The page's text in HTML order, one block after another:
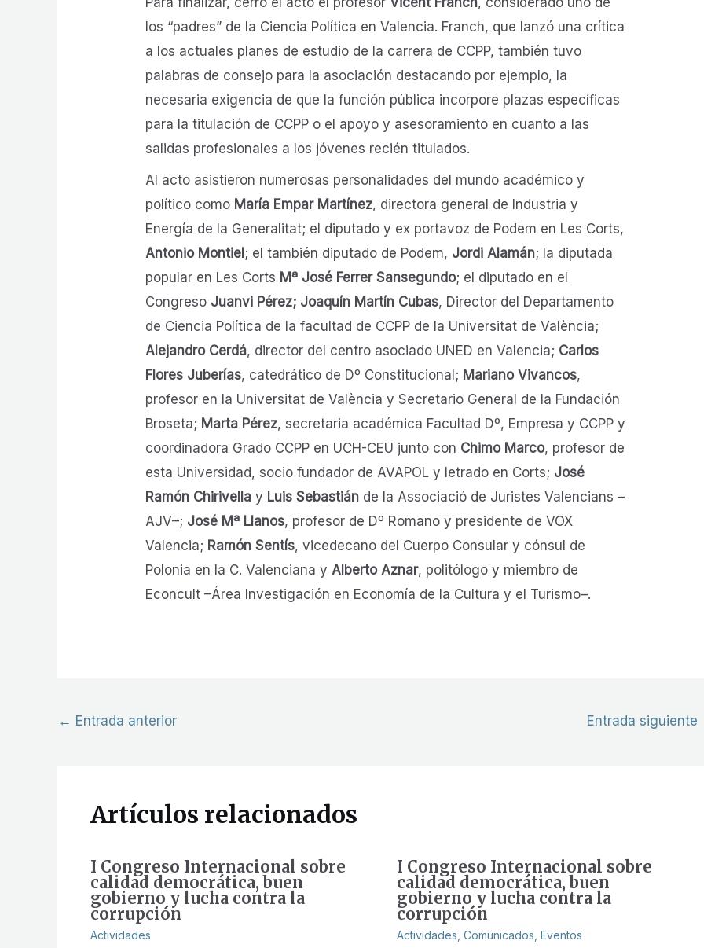
los “padres” de la Ciencia Política en Valencia. Franch, que lanzó una crítica
a los actuales planes de estudio de la carrera de CCPP, también tuvo
palabras de consejo para la asociación destacando por ejemplo, la
necesaria exigencia de que la función pública incorpore plazas específicas
para la titulación de CCPP o el apoyo y asesoramiento en cuanto a las
salidas profesionales a los jóvenes recién titulados.
Al acto asistieron numerosas personalidades del mundo académico y
político como María Empar Martínez, directora general de Industria y
Energía de la Generalitat; el diputado y ex portavoz de Podem en Les Corts,
Antonio Montiel; el también diputado de Podem, Jordi Alamán; la diputada
popular en Les Corts Mª José Ferrer Sansegundo; el diputado en el
Congreso Juanvi Pérez; Joaquín Martín Cubas, Director del Departamento
de Ciencia Política de la facultad de CCPP de la Universitat de València;
Alejandro Cerdá, director del centro asociado UNED en Valencia; Carlos
Flores Juberías, catedrático de Dº Constitucional; Mariano Vivancos,
profesor en la Universitat de València y Secretario General de la Fundación
Broseta; Marta Pérez, secretaria académica Facultad Dº, Empresa y CCPP y
coordinadora Grado CCPP en UCH-CEU junto con Chimo Marco, profesor de
esta Universidad, socio fundador de AVAPOL y letrado en Corts; José
Ramón Chirivellay Luis Sebastián de la Associació de Juristes Valencians –
AJV–; José Mª Llanos, profesor de Dº Romano y presidente de VOX
Valencia; Ramón Sentís, vicedecano del Cuerpo Consular y cónsul de
Polonia en la C. Valenciana y Alberto Aznar, politólogo y miembro de
Econcult –Área Investigación en Economía de la Cultura y el Turismo­­­–.
← Entrada anterior Entrada siguiente
Artículos relacionados
I Congreso Internacional sobre
calidad democrática, buen
gobierno y lucha contra la
corrupción
Actividades
I Congreso Internacional sobre
calidad democrática, buen
gobierno y lucha contra la
corrupción
Actividades Comunicados Eventos